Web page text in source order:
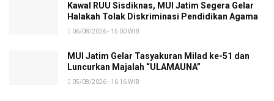
Kawal RUU Sisdiknas, MUI Jatim Segera Gelar
Halakah Tolak Diskriminasi Pendidikan Agama
06/08/2026 - 15:00 WIB
MUI Jatim Gelar Tasyakuran Milad ke-51 dan
Luncurkan Majalah “ULAMAUNA”
05/08/2026 - 16:16 WIB